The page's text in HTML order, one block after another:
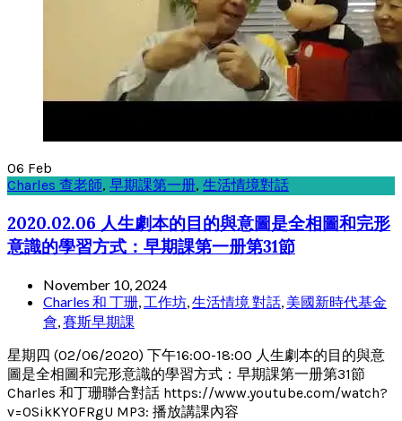
06 Feb
Charles 查老師, 早期課第一册, 生活情境對話
2020.02.06 人生劇本的目的與意圖是全相圖和完形
意識的學習方式：早期課第一册第31節
November 10, 2024
Charles 和 丁珊, 工作坊,生活情境 對話, 美國新時代基金
會,賽斯早期課
星期四 (02/06/2020) 下午16:00-18:00 人生劇本的目的與意
圖是全相圖和完形意識的學習方式：早期課第一册第31節
Charles 和丁珊聯合對話 https://www.youtube.com/watch?
v=0SikKY0FRgU MP3: 播放講課內容